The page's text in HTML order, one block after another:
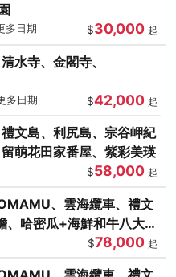
日期 $30,000 起
水寺、金閣寺、
多日期 $42,000 起
文島、利尻島、宗谷岬紀
萌花田家番屋、紫彩美瑛
$58,000 起
、雲海纜車、禮文
哈密瓜+海鮮和牛八大螃
$78,000 起